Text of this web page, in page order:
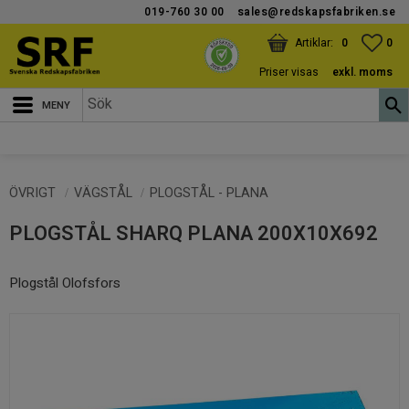
Meny
019-760 30 00 sales@redskapsfabriken.se
0
KUNDVAGN
ANTAL PRODUKTER:
0
Priser visas
exkl. moms
ÖVRIGT VÄGSTÅL PLOGSTÅL - PLANA
PLOGSTÅL SHARQ PLANA 200X10X692
Plogstål Olofsfors